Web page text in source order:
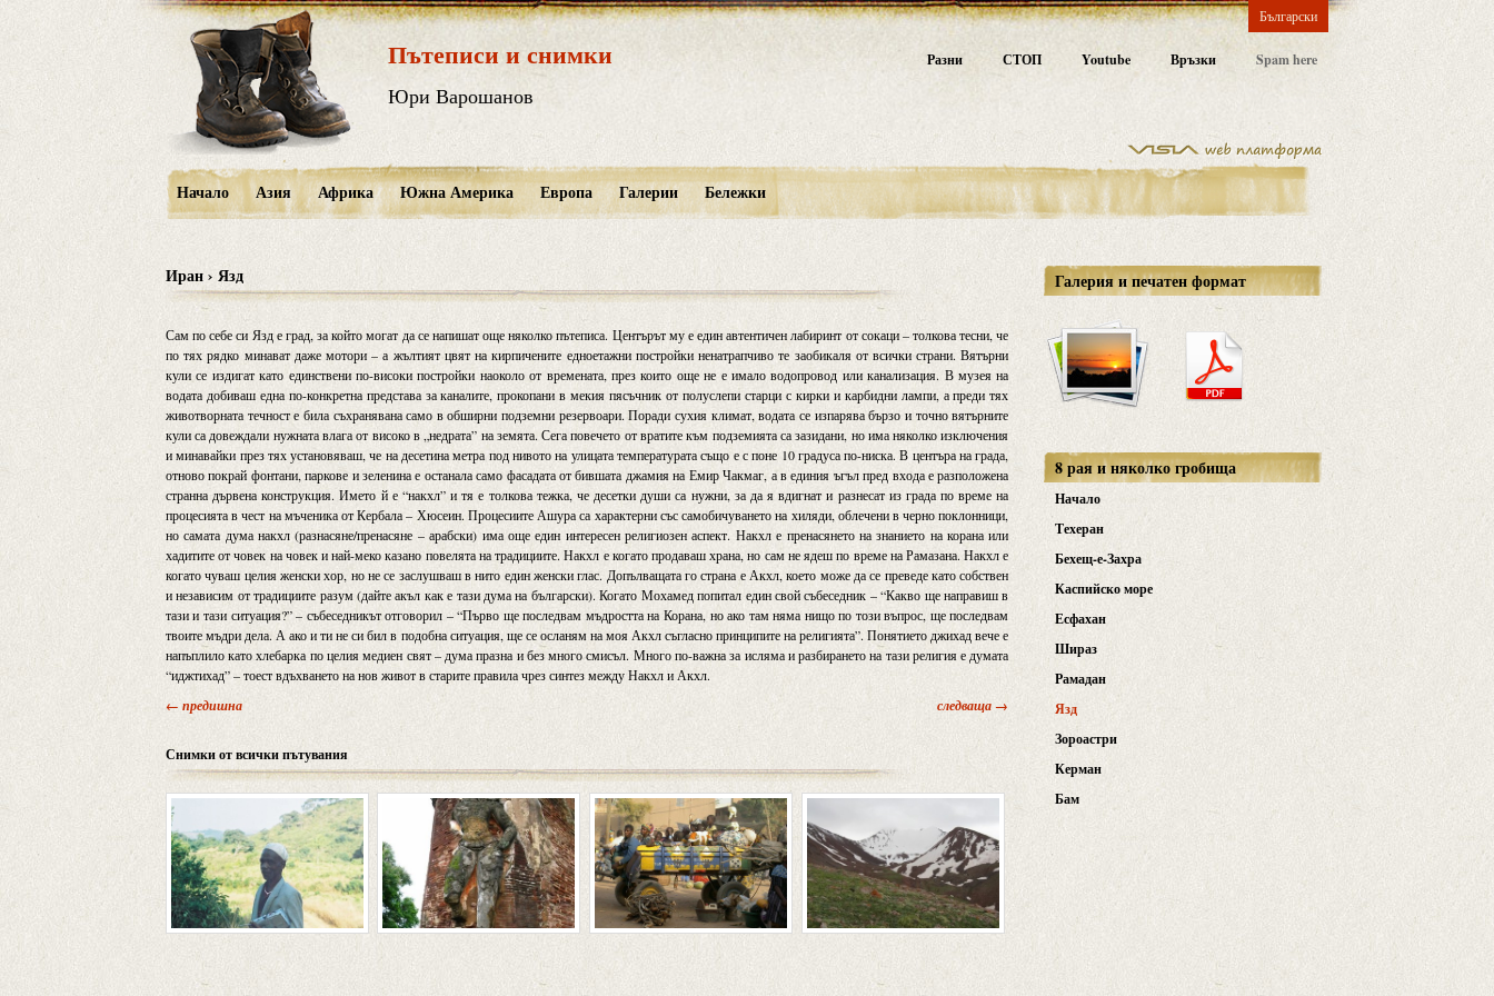
Български
Пътеписи и снимки
Юри Варошанов
Разни СТОП Youtube Връзки Spam here
Начало Азия Африка Южна Америка Европа Галерии Бележки
Галерия и печатен формат
8 рая и няколко гробища
Начало
Техеран
Бехещ-е-Захра
Каспийско море
Есфахан
Шираз
Рамадан
Язд
Зороастри
Керман
Бам
Иран › Язд
Сам по себе си Язд е град, за който могат да се напишат още няколко пътеписа. Центърът му е един автентичен лабиринт от сокаци – толкова тесни, че
по тях рядко минават даже мотори – а жълтият цвят на кирпичените едноетажни постройки ненатрапчиво те заобикаля от всички страни. Вятърни
кули се издигат като единствени по-високи постройки наоколо от времената, през които още не е имало водопровод или канализация. В музея на
водата добиваш една по-конкретна представа за каналите, прокопани в мекия пясъчник от полуслепи старци с кирки и карбидни лампи, а преди тях
животворната течност е била съхранявана само в обширни подземни резервоари. Поради сухия климат, водата се изпарява бързо и точно вятърните
кули са довеждали нужната влага от високо в „недрата” на земята. Сега повечето от вратите към подземията са зазидани, но има няколко изключения
и минавайки през тях установяваш, че на десетина метра под нивото на улицата температурата също е с поне 10 градуса по-ниска. В центъра на града,
отново покрай фонтани, паркове и зеленина е останала само фасадата от бившата джамия на Емир Чакмаг, а в единия ъгъл пред входа е разположена
странна дървена конструкция. Името й е “накхл” и тя е толкова тежка, че десетки души са нужни, за да я вдигнат и разнесат из града по време на
процесията в чест на мъченика от Кербала – Хюсеин. Процесиите Ашура са характерни със самобичуването на хиляди, облечени в черно поклонници,
но самата дума накхл (разнасяне/пренасяне – арабски) има още един интересен религиозен аспект. Накхл е пренасянето на знанието на корана или
хадитите от човек на човек и най-меко казано повелята на традициите. Накхл е когато продаваш храна, но сам не ядеш по време на Рамазана. Накхл е
когато чуваш целия женски хор, но не се заслушваш в нито един женски глас. Допълващата го страна е Акхл, което може да се преведе като собствен
и независим от традициите разум (дайте акъл как е тази дума на български). Когато Мохамед попитал един свой събеседник – “Какво ще направиш в
тази и тази ситуация?” – събеседникът отговорил – “Първо ще последвам мъдростта на Корана, но ако там няма нищо по този въпрос, ще последвам
твоите мъдри дела. А ако и ти не си бил в подобна ситуация, ще се осланям на моя Акхл съгласно принципите на религията”. Понятието джихад вече е
напъплило като хлебарка по целия медиен свят – дума празна и без много смисъл. Много по-важна за исляма и разбирането на тази религия е думата
“иджтихад” – тоест вдъхването на нов живот в старите правила чрез синтез между Накхл и Акхл.
← предишна следваща →
Снимки от всички пътувания